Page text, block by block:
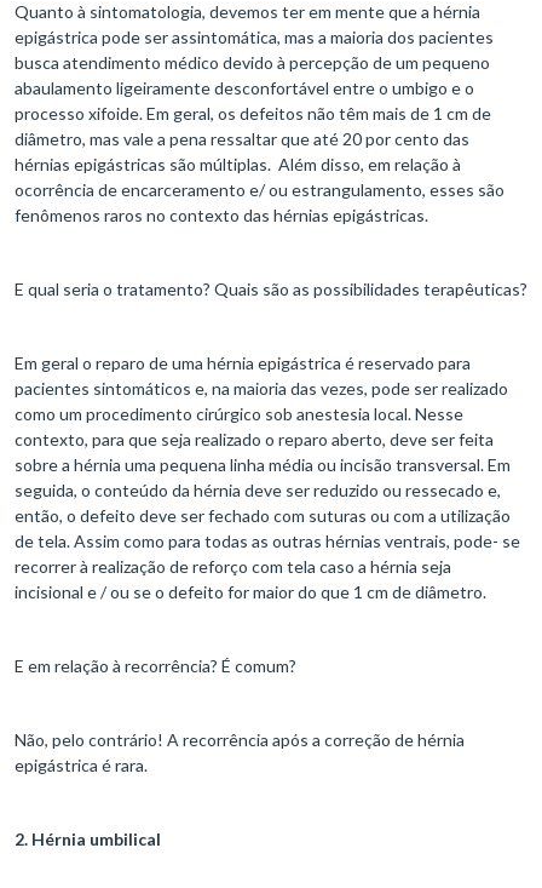
Quanto à sintomatologia, devemos ter em mente que a hérnia
epigástrica pode ser assintomática, mas a maioria dos pacientes
busca atendimento médico devido à percepção de um pequeno
abaulamento ligeiramente desconfortável entre o umbigo e o
processo xifoide. Em geral, os defeitos não têm mais de 1 cm de
diâmetro, mas vale a pena ressaltar que até 20 por cento das
hérnias epigástricas são múltiplas. Além disso, em relação à
ocorrência de encarceramento e/ ou estrangulamento, esses são
fenômenos raros no contexto das hérnias epigástricas.
E qual seria o tratamento? Quais são as possibilidades terapêuticas?
Em geral o reparo de uma hérnia epigástrica é reservado para
pacientes sintomáticos e, na maioria das vezes, pode ser realizado
como um procedimento cirúrgico sob anestesia local. Nesse
contexto, para que seja realizado o reparo aberto, deve ser feita
sobre a hérnia uma pequena linha média ou incisão transversal. Em
seguida, o conteúdo da hérnia deve ser reduzido ou ressecado e,
então, o defeito deve ser fechado com suturas ou com a utilização
de tela. Assim como para todas as outras hérnias ventrais, pode- se
recorrer à realização de reforço com tela caso a hérnia seja
incisional e / ou se o defeito for maior do que 1 cm de diâmetro.
E em relação à recorrência? É comum?
Não, pelo contrário! A recorrência após a correção de hérnia
epigástrica é rara.
2. Hérnia umbilical